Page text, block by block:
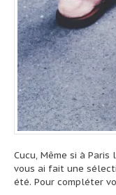
Cucu, Même si à
vous ai fait une
été. Pour compléter